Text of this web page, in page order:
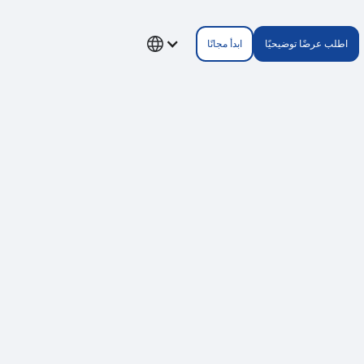
اطلب عرضًا توضيحيًا ابدأ مجانًا